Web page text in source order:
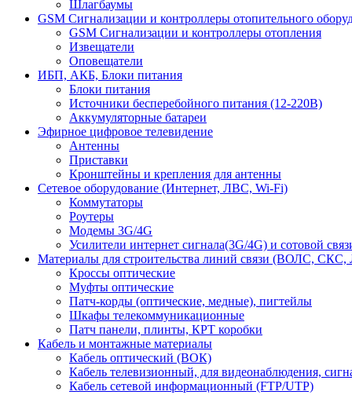
Шлагбаумы
GSM Сигнализации и контроллеры отопительного
GSM Сигнализации и контроллеры отопления
Извещатели
Оповещатели
ИБП, АКБ, Блоки питания
Блоки питания
Источники бесперебойного питания (12-220В)
Аккумуляторные батареи
Эфирное цифровое телевидение
Антенны
Приставки
Кронштейны и крепления для антенны
Сетевое оборудование (Интернет, ЛВС, Wi-Fi)
Коммутаторы
Роутеры
Модемы 3G/4G
Усилители интернет сигнала(3G/4G) и сотовой
Материалы для строительства линий связи (ВОЛС,
Кроссы оптические
Муфты оптические
Патч-корды (оптические, медные), пигтейлы
Шкафы телекоммуникационные
Патч панели, плинты, КРТ коробки
Кабель и монтажные материалы
Кабель оптический (ВОК)
Кабель телевизионный, для видеонаблюдения,
Кабель сетевой информационный (FTP/UTP)